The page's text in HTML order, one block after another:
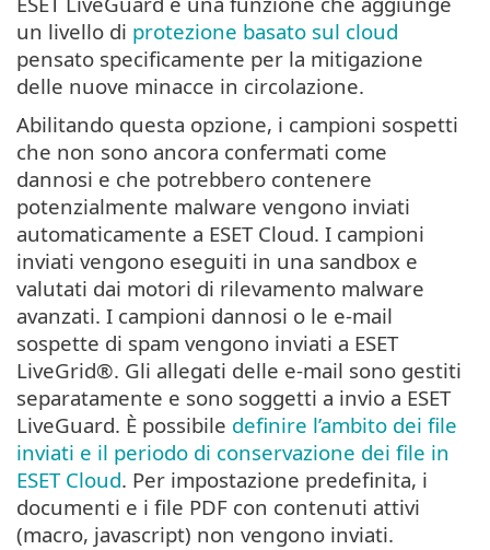
un livello di protezione basato sul cloud
pensato specificamente per la mitigazione
delle nuove minacce in circolazione.
Abilitando questa opzione, i campioni sospetti
che non sono ancora confermati come
dannosi e che potrebbero contenere
potenzialmente malware vengono inviati
automaticamente a ESET Cloud. I campioni
inviati vengono eseguiti in una sandbox e
valutati dai motori di rilevamento malware
avanzati. I campioni dannosi o le e-mail
sospette di spam vengono inviati a ESET
LiveGrid®. Gli allegati delle e-mail sono gestiti
separatamente e sono soggetti a invio a ESET
LiveGuard. È possibile definire l’ambito dei file
inviati e il periodo di conservazione dei file in
ESET Cloud. Per impostazione predefinita, i
documenti e i file PDF con contenuti attivi
(macro, javascript) non vengono inviati.